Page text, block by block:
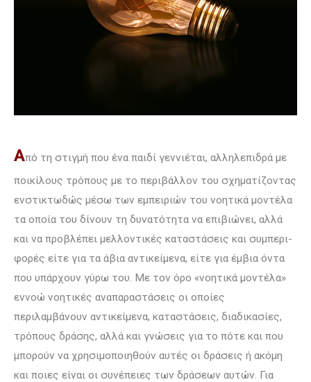
Από τη στιγμή που ένα παιδί γεννιέται, αλληλεπιδρά με
ποικίλους τρό­πους με το περιβάλλον του σχηματίζοντας
ενστικτωδώς μέσω των εμπει­ριών του νοητικά μοντέλα
τα οποία του δίνουν τη δυνατότητα να επιβιώνει, αλ­λά
και να προβλέπει μελλοντικές καταστάσεις και συ­μπερι­
φορές είτε για τα άβια αντικείμενα, είτε για έμβια όντα
που υπάρχουν γύρω του. Με τον όρο «νοητικά μοντέλα»
εννοώ νοητικές αναπαραστάσεις οι οποίες
περιλαμβάνουν αντικείμενα, καταστάσεις, διαδικασίες,
τρόπους δράσης, αλλά και γνώσεις για το πότε και που
μπορούν να χρησιμοποιηθούν αυτές οι δράσεις ή ακόμη
και ποιες είναι οι συνέπειες των δράσεων αυτών. Για